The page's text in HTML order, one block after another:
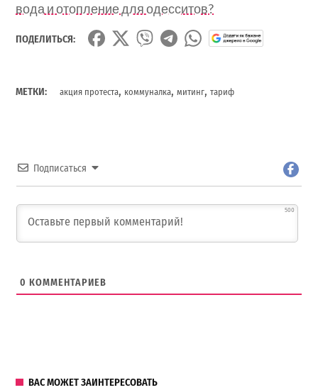
вода и отопление для одесситов?
ПОДЕЛИТЬСЯ:
МЕТКИ: акция протеста, коммуналка,митинг,тариф
Подписаться
500
0 КОММЕНТАРИЕВ
ВАС МОЖЕТ ЗАИНТЕРЕСОВАТЬ